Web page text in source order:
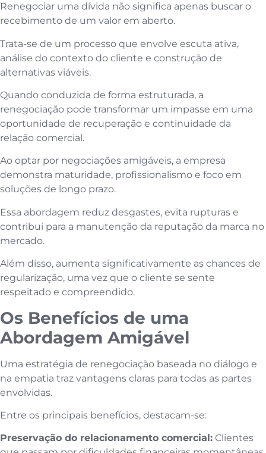
Renegociar uma dívida não significa apenas buscar o
recebimento de um valor em aberto.
Trata-se de um processo que envolve escuta ativa,
análise do contexto do cliente e construção de
alternativas viáveis.
Quando conduzida de forma estruturada, a
renegociação pode transformar um impasse em uma
oportunidade de recuperação e continuidade da
relação comercial.
Ao optar por negociações amigáveis, a empresa
demonstra maturidade, profissionalismo e foco em
soluções de longo prazo.
Essa abordagem reduz desgastes, evita rupturas e
contribui para a manutenção da reputação da marca no
mercado.
Além disso, aumenta significativamente as chances de
regularização, uma vez que o cliente se sente
respeitado e compreendido.
Os Benefícios de uma
Abordagem Amigável
Uma estratégia de renegociação baseada no diálogo e
na empatia traz vantagens claras para todas as partes
envolvidas.
Entre os principais benefícios, destacam-se:
Preservação do relacionamento comercial: Clientes